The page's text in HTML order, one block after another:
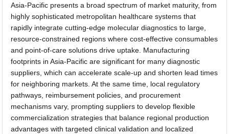
Asia-Pacific presents a broad spectrum of market maturity, from
highly sophisticated metropolitan healthcare systems that
rapidly integrate cutting-edge molecular diagnostics to large,
resource-constrained regions where cost-effective consumables
and point-of-care solutions drive uptake. Manufacturing
footprints in Asia-Pacific are significant for many diagnostic
suppliers, which can accelerate scale-up and shorten lead times
for neighboring markets. At the same time, local regulatory
pathways, reimbursement policies, and procurement
mechanisms vary, prompting suppliers to develop flexible
commercialization strategies that balance regional production
advantages with targeted clinical validation and localized